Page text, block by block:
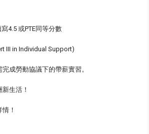
4.5 或PTE同等分數
III in Individual Support)
成勞動協議下的帶薪實習。
生活！
！